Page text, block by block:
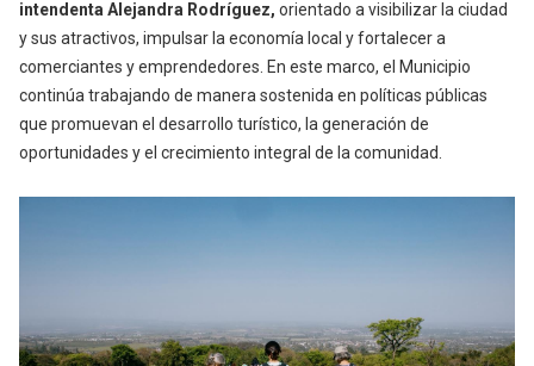
intendenta Alejandra Rodríguez, orientado a visibilizar la ciudad
y sus atractivos, impulsar la economía local y fortalecer a
comerciantes y emprendedores. En este marco, el Municipio
continúa trabajando de manera sostenida en políticas públicas
que promuevan el desarrollo turístico, la generación de
oportunidades y el crecimiento integral de la comunidad.